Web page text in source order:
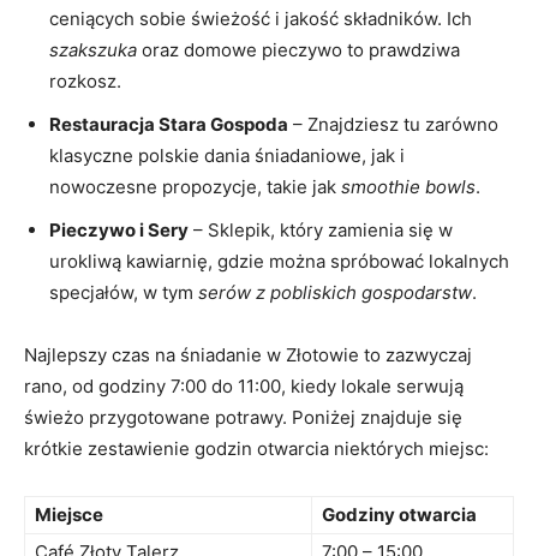
ceniących sobie świeżość i jakość składników. Ich
szakszuka oraz domowe pieczywo to prawdziwa
rozkosz.
Restauracja Stara Gospoda – Znajdziesz tu zarówno
klasyczne polskie dania śniadaniowe, jak i
nowoczesne propozycje, takie jak smoothie bowls.
Pieczywo i Sery – Sklepik, który zamienia się w
urokliwą kawiarnię, gdzie można spróbować lokalnych
specjałów, w tym serów z pobliskich gospodarstw.
Najlepszy czas na śniadanie w Złotowie to zazwyczaj
rano, od godziny 7:00 do 11:00, kiedy lokale serwują
świeżo przygotowane potrawy. Poniżej znajduje się
krótkie zestawienie godzin otwarcia niektórych miejsc:
Miejsce
Godziny otwarcia